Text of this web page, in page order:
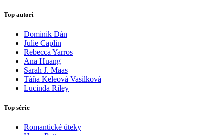
Top autori
Dominik Dán
Julie Caplin
Rebecca Yarros
Ana Huang
Sarah J. Maas
Táňa Keleová Vasilková
Lucinda Riley
Top série
Romantické úteky